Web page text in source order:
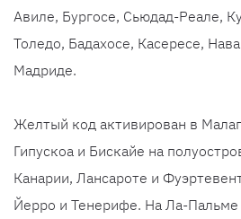
Авиле, Бургосе, Сьюдад-Реале,
Толедо, Бадахосе, Касересе,
Мадриде.
Желтый код активирован в
Гипускоа и Бискайе на
Канарии, Лансароте и
Йерро и Тенерифе. На Ла-Пальме